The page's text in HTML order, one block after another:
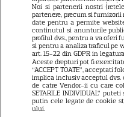
Noi si partenerii nostri
partenere, precum si
date pentru a permite
continutul si anunturile
profilul dvs., pentru a va oferi
si pentru a analiza traficul pe
art. 15-22 din GDPR in
Aceste drepturi pot fi
“ACCEPT TOATE”, acceptati
implica inclusiv acceptul dvs.
de catre Vendor-ii cu care
SETARILE INDIVIDUAL”
putin cele legate de cookie
ului.